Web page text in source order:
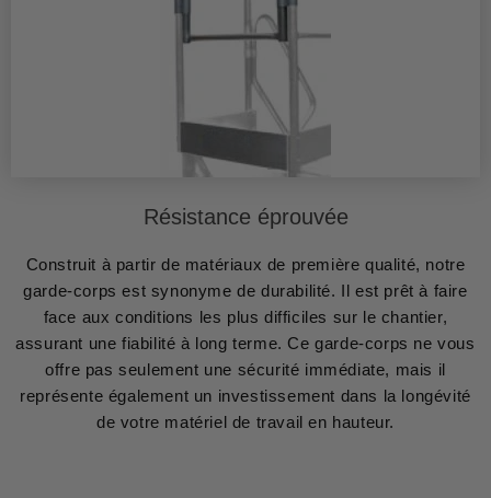
Résistance éprouvée
Construit à partir de matériaux de première qualité, notre
garde-corps est synonyme de durabilité. Il est prêt à faire
face aux conditions les plus difficiles sur le chantier,
assurant une fiabilité à long terme. Ce garde-corps ne vous
offre pas seulement une sécurité immédiate, mais il
représente également un investissement dans la longévité
de votre matériel de travail en hauteur.